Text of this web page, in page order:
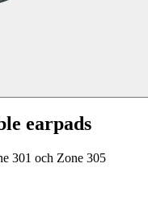
earpads
301 och Zone 305